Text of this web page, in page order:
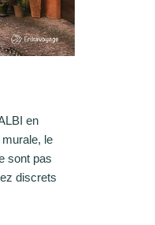
en
le
sont pas
discrets